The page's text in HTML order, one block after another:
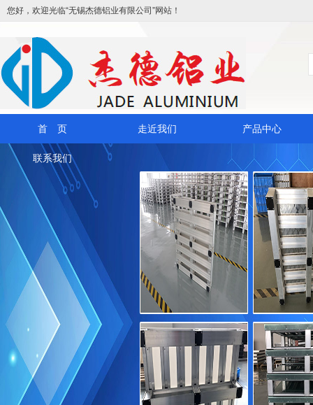
您好，欢迎光临“无锡杰德铝业有限公司”网站！
首 页 走近我们 产品中心
联系我们